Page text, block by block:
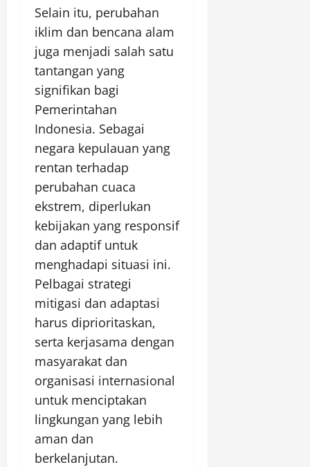
Selain itu, perubahan
iklim dan bencana alam
juga menjadi salah satu
tantangan yang
signifikan bagi
Pemerintahan
Indonesia. Sebagai
negara kepulauan yang
rentan terhadap
perubahan cuaca
ekstrem, diperlukan
kebijakan yang responsif
dan adaptif untuk
menghadapi situasi ini.
Pelbagai strategi
mitigasi dan adaptasi
harus diprioritaskan,
serta kerjasama dengan
masyarakat dan
organisasi internasional
untuk menciptakan
lingkungan yang lebih
aman dan
berkelanjutan.